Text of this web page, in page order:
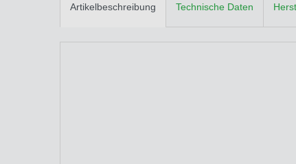
Artikelbeschreibung Technische Daten